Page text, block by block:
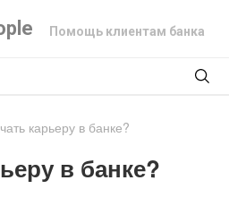
Помощь клиентам банка
карьеру в банке?
в банке?